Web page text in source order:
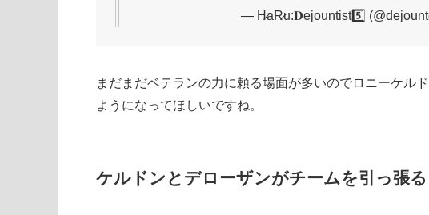
— H̷aR̷u:𝐃ejountist5️⃣
まだまだベテランの力に頼る場面が多いのでロニーケル
ようになってほしいですね。
ケルドンとデローザンがチームを引っ張る